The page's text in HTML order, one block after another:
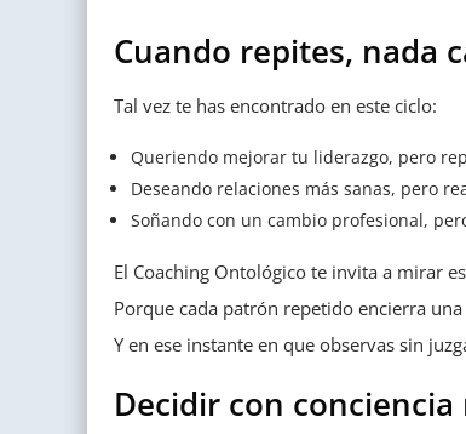
Cuando repites, nada
Tal vez te has encontrado en este ciclo:
Queriendo mejorar tu liderazgo, pero
Deseando relaciones más sanas, pero
Soñando con un cambio profesional,
El Coaching Ontológico te invita a mirar
Porque cada patrón repetido encierra
Y en ese instante en que observas sin
Decidir con